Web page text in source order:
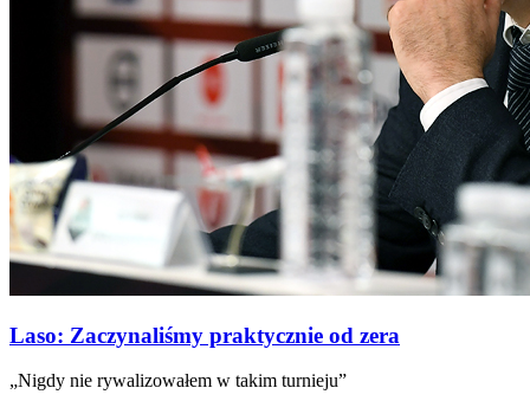
Laso: Zaczynaliśmy praktycznie od zera
„Nigdy nie rywalizowałem w takim turnieju”